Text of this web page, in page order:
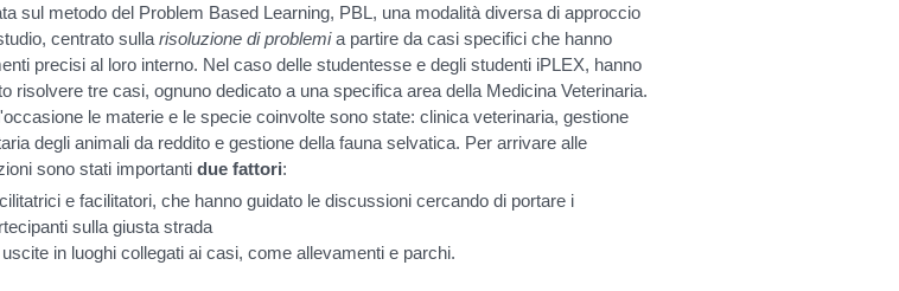
sul metodo del Problem Based Learning, PBL, una modalità diversa di approccio
centrato sullarisoluzione di problemia partire da casi specifici che hanno
precisi al loro interno. Nel caso delle studentesse e degli studenti iPLEX, hanno
risolvere tre casi, ognuno dedicato a una specifica area della Medicina Veterinaria.
le materie e le specie coinvolte sono state: clinica veterinaria, gestione
degli animali da reddito e gestione della fauna selvatica. Per arrivare alle
sono stati importantidue fattori:
e facilitatori, che hanno guidato le discussioni cercando di portare i
sulla giusta strada
uscite in luoghi collegati ai casi, come allevamenti e parchi.